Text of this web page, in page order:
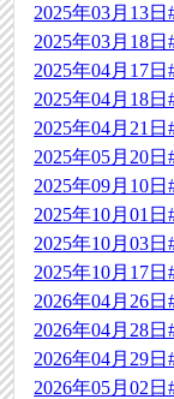
2025年03月13
2025年03月18
2025年04月17
2025年04月18
2025年04月21
2025年05月20
2025年09月10
2025年10月01
2025年10月03
2025年10月17
2026年04月26日
2026年04月28
2026年04月29日
2026年05月02